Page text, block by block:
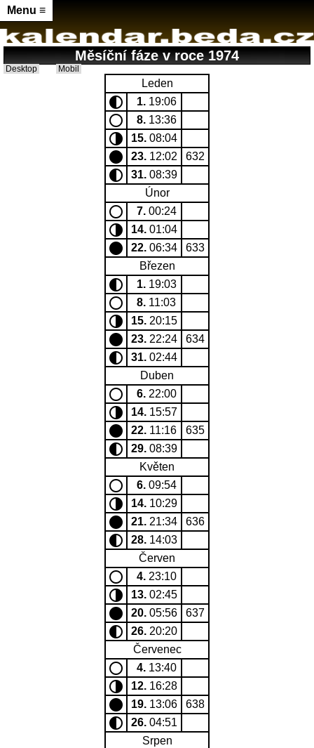
Menu ≡
Měsíční fáze v roce 1974
Desktop Mobil
Leden
1. 19:06
8. 13:36
15. 08:04
23. 12:02
632
31. 08:39
Únor
7. 00:24
14. 01:04
22. 06:34
633
Březen
1. 19:03
8. 11:03
15. 20:15
23. 22:24
634
31. 02:44
Duben
6. 22:00
14. 15:57
22. 11:16
635
29. 08:39
Květen
6. 09:54
14. 10:29
21. 21:34
636
28. 14:03
Červen
4. 23:10
13. 02:45
20. 05:56
637
26. 20:20
Červenec
4. 13:40
12. 16:28
19. 13:06
638
26. 04:51
Srpen